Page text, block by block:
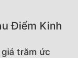
Điểm Kinh
trăm ức